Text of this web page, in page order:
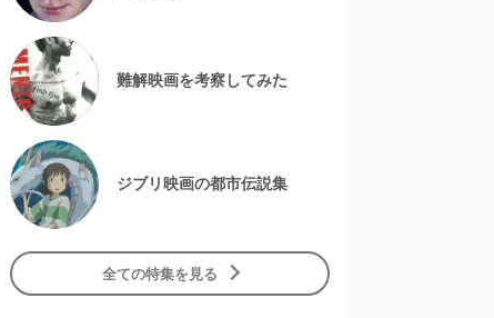
難解映画を考察してみた
ジブリ映画の都市伝説集
全ての特集を見る